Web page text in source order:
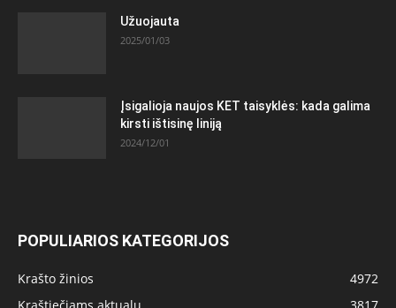
Užuojauta
2025/01/03
Įsigalioja naujos KET taisyklės: kada galima
kirsti ištisinę liniją
2024/12/01
POPULIARIOS KATEGORIJOS
Krašto žinios
4972